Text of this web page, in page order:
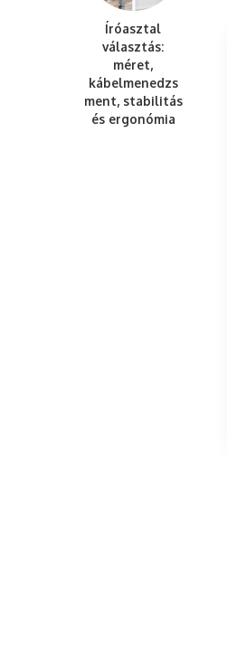
Íróasztal
választás:
méret,
kábelmenedzs
ment, stabilitás
és ergonómia